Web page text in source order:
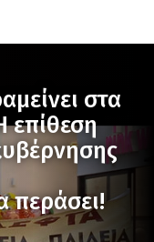
στα
επίθεση
περάσει!